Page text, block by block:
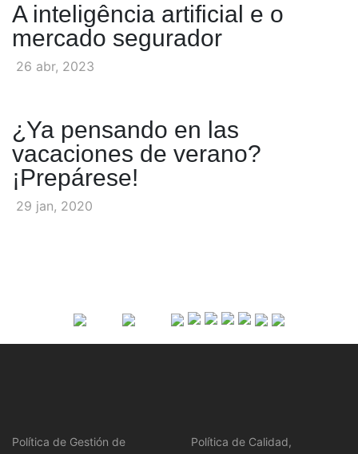
A inteligência artificial e o
mercado segurador
26 abr, 2023
¿Ya pensando en las
vacaciones de verano?
¡Prepárese!
29 jan, 2020
Política de Gestión de
Política de Calidad,